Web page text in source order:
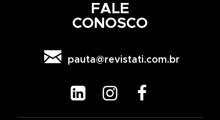
FALE
CONOSCO
 pauta@revistati.com.br
  